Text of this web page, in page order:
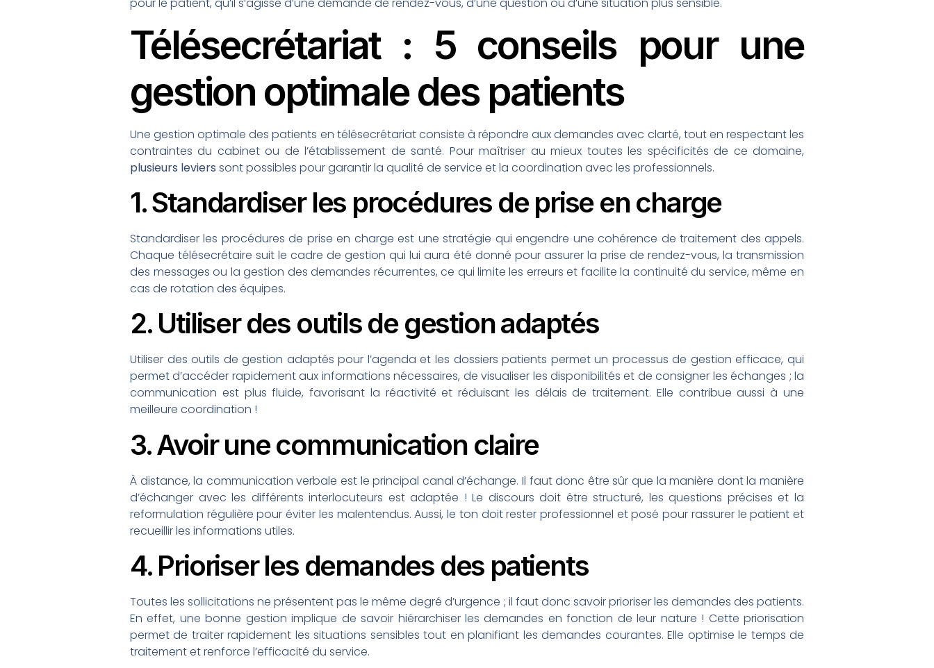
pour le patient, qu’il s’agisse d’une demande de rendez-vous, d’une question ou d’une situation plus sensible.
Télésecrétariat : 5 conseils pour une
gestion optimale des patients
Une gestion optimale des patients en télésecrétariat consiste à répondre aux demandes avec clarté, tout en respectant les
contraintes du cabinet ou de l’établissement de santé. Pour maîtriser au mieux toutes les spécificités de ce domaine,
plusieurs leviers sont possibles pour garantir la qualité de service et la coordination avec les professionnels.
1. Standardiser les procédures de prise en charge
Standardiser les procédures de prise en charge est une stratégie qui engendre une cohérence de traitement des appels.
Chaque télésecrétaire suit le cadre de gestion qui lui aura été donné pour assurer la prise de rendez-vous, la transmission
des messages ou la gestion des demandes récurrentes, ce qui limite les erreurs et facilite la continuité du service, même en
cas de rotation des équipes.
2. Utiliser des outils de gestion adaptés
Utiliser des outils de gestion adaptés pour l’agenda et les dossiers patients permet un processus de gestion efficace, qui
permet d’accéder rapidement aux informations nécessaires, de visualiser les disponibilités et de consigner les échanges ; la
communication est plus fluide, favorisant la réactivité et réduisant les délais de traitement. Elle contribue aussi à une
meilleure coordination !
3. Avoir une communication claire
À distance, la communication verbale est le principal canal d’échange. Il faut donc être sûr que la manière dont la manière
d’échanger avec les différents interlocuteurs est adaptée ! Le discours doit être structuré, les questions précises et la
reformulation régulière pour éviter les malentendus. Aussi, le ton doit rester professionnel et posé pour rassurer le patient et
recueillir les informations utiles.
4. Prioriser les demandes des patients
Toutes les sollicitations ne présentent pas le même degré d’urgence ; il faut donc savoir prioriser les demandes des patients.
En effet, une bonne gestion implique de savoir hiérarchiser les demandes en fonction de leur nature ! Cette priorisation
permet de traiter rapidement les situations sensibles tout en planifiant les demandes courantes. Elle optimise le temps de
traitement et renforce l’efficacité du service.